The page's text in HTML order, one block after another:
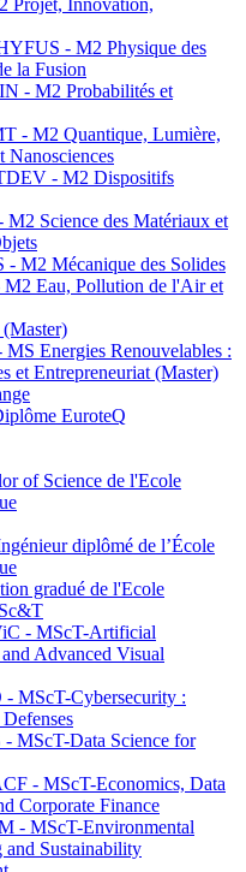
Projet, Innovation,
- M2 Physique des
la Fusion
- M2 Probabilités et
- M2 Quantique, Lumière,
Nanosciences
- M2 Dispositifs
Science des Matériaux et
M2 Mécanique des Solides
Eau, Pollution de l'Air et
(Master)
Energies Renouvelables :
et Entrepreneuriat (Master)
EuroteQ
of Science de l'Ecole
diplômé de l’École
gradué de l'Ecole
- MScT-Artificial
Advanced Visual
MScT-Cybersecurity :
MScT-Data Science for
- MScT-Economics, Data
Corporate Finance
- MScT-Environmental
and Sustainability